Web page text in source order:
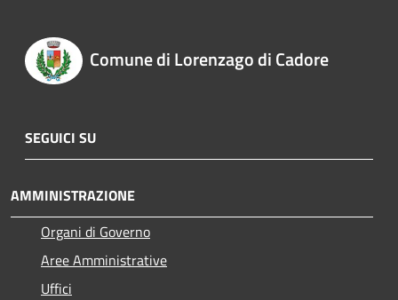
Comune di Lorenzago di Cadore
SEGUICI SU
AMMINISTRAZIONE
Organi di Governo
Aree Amministrative
Uffici